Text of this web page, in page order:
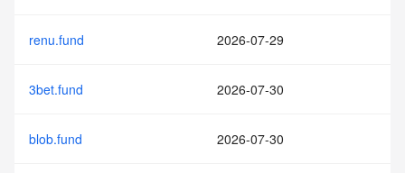
renu.fund 2026-07-29
3bet.fund 2026-07-30
blob.fund 2026-07-30